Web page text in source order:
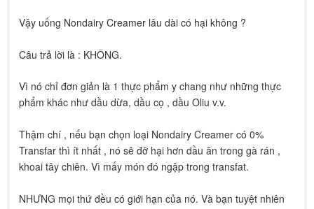
Vậy uống Nondairy Creamer lâu dài có hại không ?
Câu trả lời là : KHÔNG.
Vì nó chỉ đơn giản là 1 thực phẩm y chang như những thực
phẩm khác như dầu dừa, dầu cọ , dầu Oliu v.v.
Thậm chí , nếu bạn chọn loại Nondairy Creamer có 0%
Transfar thì ít nhất , nó sẽ đỡ hại hơn dầu ăn trong gà rán ,
khoai tây chiên. Vì mấy món đó ngập trong transfat.
NHƯNG mọi thứ đều có giới hạn của nó. Và bạn tuyệt nhiên